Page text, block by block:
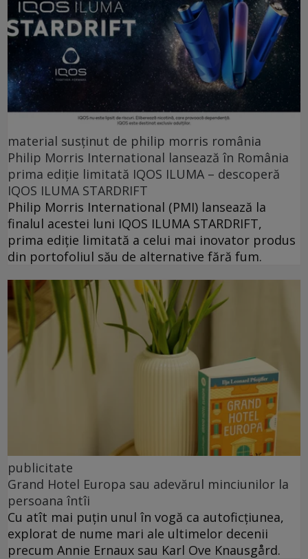
material susținut de philip morris românia
Philip Morris International lansează în România
prima ediție limitată IQOS ILUMA – descoperă
IQOS ILUMA STARDRIFT
Philip Morris International (PMI) lansează la
finalul acestei luni IQOS ILUMA STARDRIFT,
prima ediție limitată a celui mai inovator produs
din portofoliul său de alternative fără fum.
publicitate
Grand Hotel Europa sau adevărul minciunilor la
persoana întîi
Cu atît mai puțin unul în vogă ca autoficțiunea,
explorat de nume mari ale ultimelor decenii
precum Annie Ernaux sau Karl Ove Knausgård.